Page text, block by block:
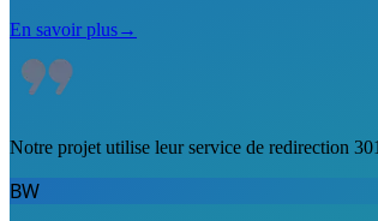
En savoir plus→
Notre projet utilise leur service de redirection
BW